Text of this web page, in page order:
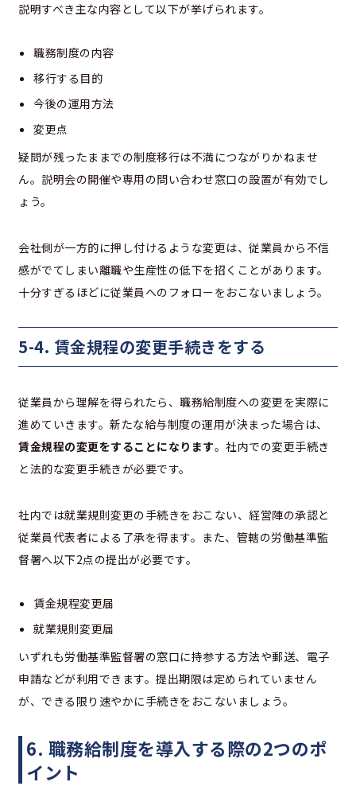
説明すべき主な内容として以下が挙げられます。
職務制度の内容
移行する目的
今後の運用方法
変更点
疑問が残ったままでの制度移行は不満につながりかねませ
ん。説明会の開催や専用の問い合わせ窓口の設置が有効でし
ょう。
会社側が一方的に押し付けるような変更は、従業員から不信
感がでてしまい離職や生産性の低下を招くことがあります。
十分すぎるほどに従業員へのフォローをおこないましょう。
5-4. 賃金規程の変更手続きをする
従業員から理解を得られたら、職務給制度への変更を実際に
進めていきます。新たな給与制度の運用が決まった場合は、
賃金規程の変更をすることになります。社内での変更手続き
と法的な変更手続きが必要です。
社内では就業規則変更の手続きをおこない、経営陣の承認と
従業員代表者による了承を得ます。また、管轄の労働基準監
督署へ以下2点の提出が必要です。
賃金規程変更届
就業規則変更届
いずれも労働基準監督署の窓口に持参する方法や郵送、電子
申請などが利用できます。提出期限は定められていません
が、できる限り速やかに手続きをおこないましょう。
6. 職務給制度を導入する際の2つのポ
イント